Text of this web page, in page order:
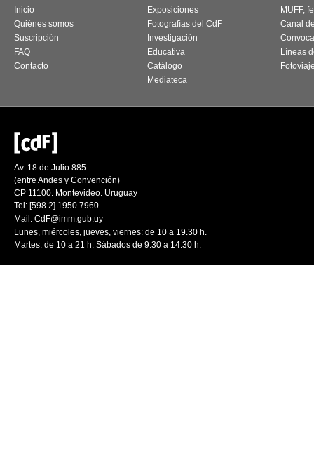
Inicio
Quiénes somos
Suscripción
FAQ
Contacto
Exposiciones
Fotografías del CdF
Investigación
Educativa
Catálogo
Mediateca
MUFF,
Canal
Líneas
Av. 18 de Julio 885
(entre Andes y Convención)
CP 11100. Montevideo. Uruguay
Tel: [598 2] 1950 7960
Mail: CdF@imm.gub.uy
Lunes, miércoles, jueves, viernes: de 10 a 19.30 h.
Martes: de 10 a 21 h. Sábados de 9.30 a 14.30 h.